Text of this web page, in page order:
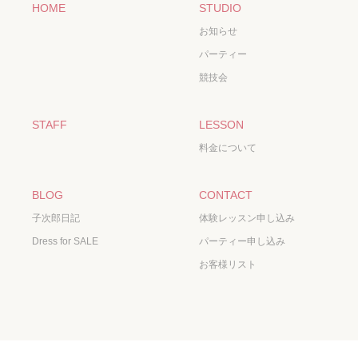
HOME STUDIO
お知らせ
パーティー
競技会
STAFF LESSON
料金について
BLOG
子次郎日記
Dress for SALE
CONTACT
体験レッスン申し込み
パーティー申し込み
お客様リスト